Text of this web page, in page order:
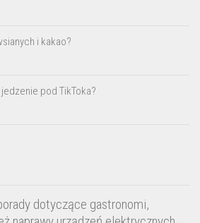
i kakao?
pod TikToka?
dotyczące gastronomi,